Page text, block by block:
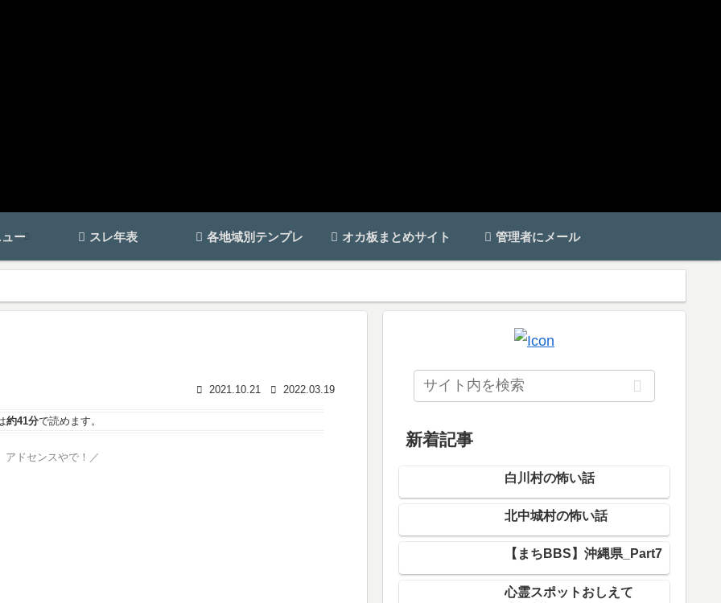
ー スレ年表 各地域別テンプレ オカ板まとめサイト 管理者にメール
2021.10.21 2022.03.19
約41分で読めます。
アドセンスやで！／
新着記事
白川村の怖い話
北中城村の怖い話
【まちBBS】沖縄県_Part7
心霊スポットおしえて